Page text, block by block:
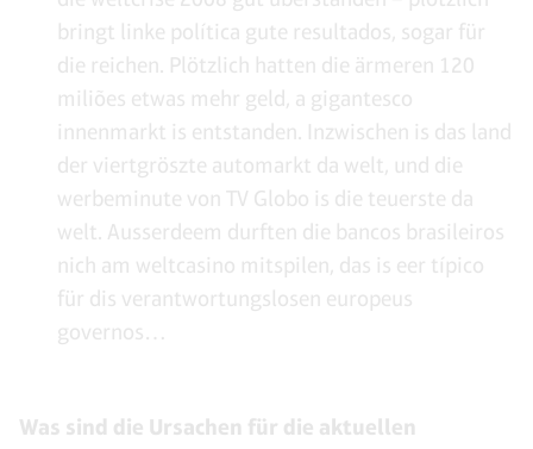
bringt linke política gute resultados, sogar für
die reichen. Plötzlich hatten die ärmeren 120
miliões etwas mehr geld, a gigantesco
innenmarkt is entstanden. Inzwischen is das land
der viertgröszte automarkt da welt, und die
werbeminute von TV Globo is die teuerste da
welt. Ausserdeem durften die bancos brasileiros
nich am weltcasino mitspilen, das is eer típico
für dis verantwortungslosen europeus
governos…
Was sind die Ursachen für die aktuellen